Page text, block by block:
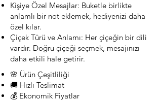
Kişiye Özel Mesajlar: Buketle birlikte
anlamlı bir not eklemek, hediyenizi daha
özel kılar.
Çiçek Türü ve Anlamı: Her çiçeğin bir dili
vardır. Doğru çiçeği seçmek, mesajınızı
daha etkili hale getirir.
🌸 Ürün Çeşitliliği
🚚 Hızlı Teslimat
💰 Ekonomik Fiyatlar